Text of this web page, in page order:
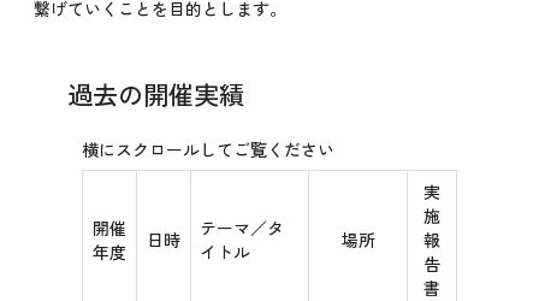
繋げていくことを目的とします。
過去の開催実績
開催
年度
日時
テーマ／タ
イトル
場所
実
施
報
告
書